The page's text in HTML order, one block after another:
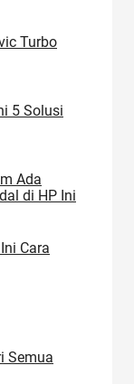
Turbo
5 Solusi
Ada
di HP Ini
Cara
Semua